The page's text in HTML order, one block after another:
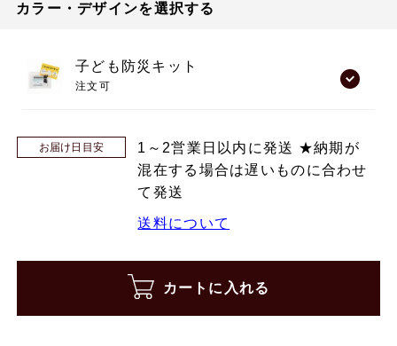
カラー・デザインを選択する
子ども防災キット
注文可
お届け日目安
1～2営業日以内に発送 ★納期が
混在する場合は遅いものに合わせ
て発送
送料について
カートに入れる